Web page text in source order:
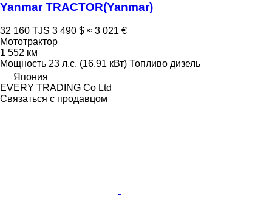
Yanmar TRACTOR(Yanmar)
32 160 TJS 3 490 $ ≈ 3 021 €
Мототрактор
1 552 км
Мощность 23 л.с. (16.91 кВт) Топливо дизель
Япония
EVERY TRADING Co Ltd
Связаться с продавцом